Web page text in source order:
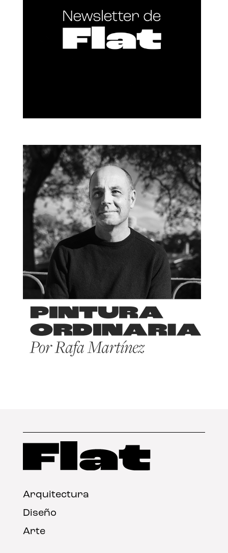
Arquitectura
Diseño
Arte